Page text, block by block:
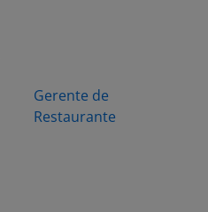
Gerente de
Restaurante